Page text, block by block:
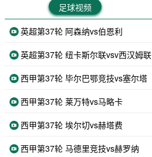
足球视频
英超第37轮 阿森纳vs伯恩利
英超第37轮 纽卡斯尔联vsv西汉姆联
西甲第37轮 毕尔巴鄂竞技vs塞尔塔
西甲第37轮 莱万特vs马略卡
西甲第37轮 埃尔切vs赫塔费
西甲第37轮 马德里竞技vs赫罗纳